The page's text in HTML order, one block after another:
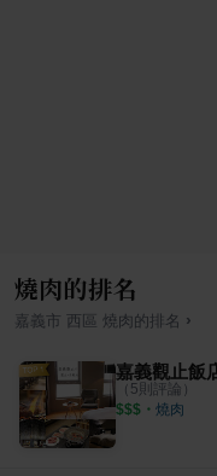
燒肉的排名
嘉義市 西區 燒肉的排名 ›
（ 5則評論）
$$$ ・ 燒肉